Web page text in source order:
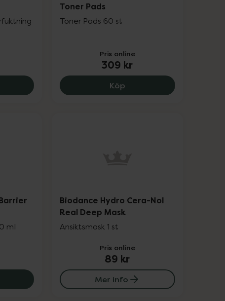
176.26 kr.
Hydro Cera-Nol Ampoule, 329 kr.
Toner Pads
Toner Pads 60 st
Pris online
309 kr
KöpBiodance Sea Kelp Gel
ml
Soothing Barrier Cleansing Foam, 181.31 kr.
Biodance Hydro Cera-Nol
Real Deep Mask
Ansiktsmask 1 st
Pris online
89 kr
Mer info